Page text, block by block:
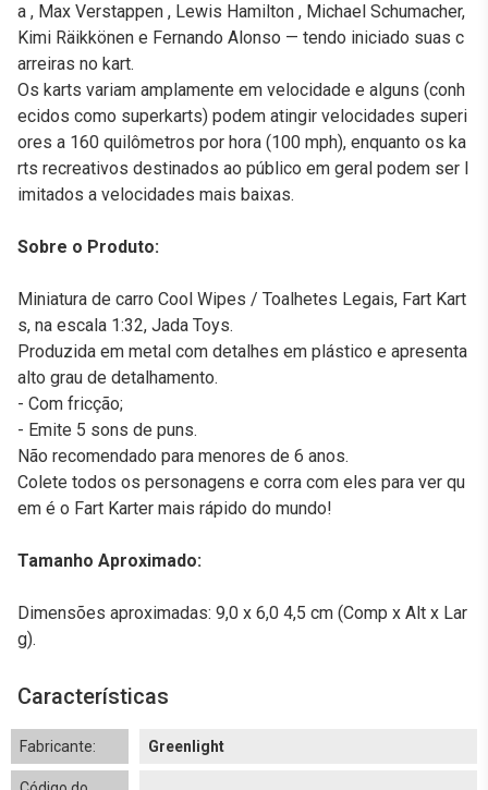
a , Max Verstappen , Lewis Hamilton , Michael Schumacher,
Kimi Räikkönen e Fernando Alonso — tendo iniciado suas c
arreiras no kart.
Os karts variam amplamente em velocidade e alguns (conh
ecidos como superkarts) podem atingir velocidades superi
ores a 160 quilômetros por hora (100 mph), enquanto os ka
rts recreativos destinados ao público em geral podem ser l
imitados a velocidades mais baixas.
Sobre o Produto:
Miniatura de carro Cool Wipes / Toalhetes Legais, Fart Kart
s, na escala 1:32, Jada Toys.
Produzida em metal com detalhes em plástico e apresenta
alto grau de detalhamento.
- Com fricção;
- Emite 5 sons de puns.
Não recomendado para menores de 6 anos.
Colete todos os personagens e corra com eles para ver qu
em é o Fart Karter mais rápido do mundo!
Tamanho Aproximado:
Dimensões aproximadas: 9,0 x 6,0 4,5 cm (Comp x Alt x Lar
g).
Características
Fabricante: Greenlight